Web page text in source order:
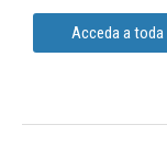
Acceda a